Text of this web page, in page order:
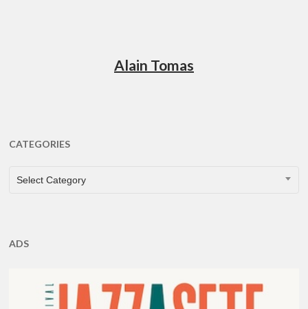
Alain Tomas
CATEGORIES
CATEGORIES
Select Category
ADS